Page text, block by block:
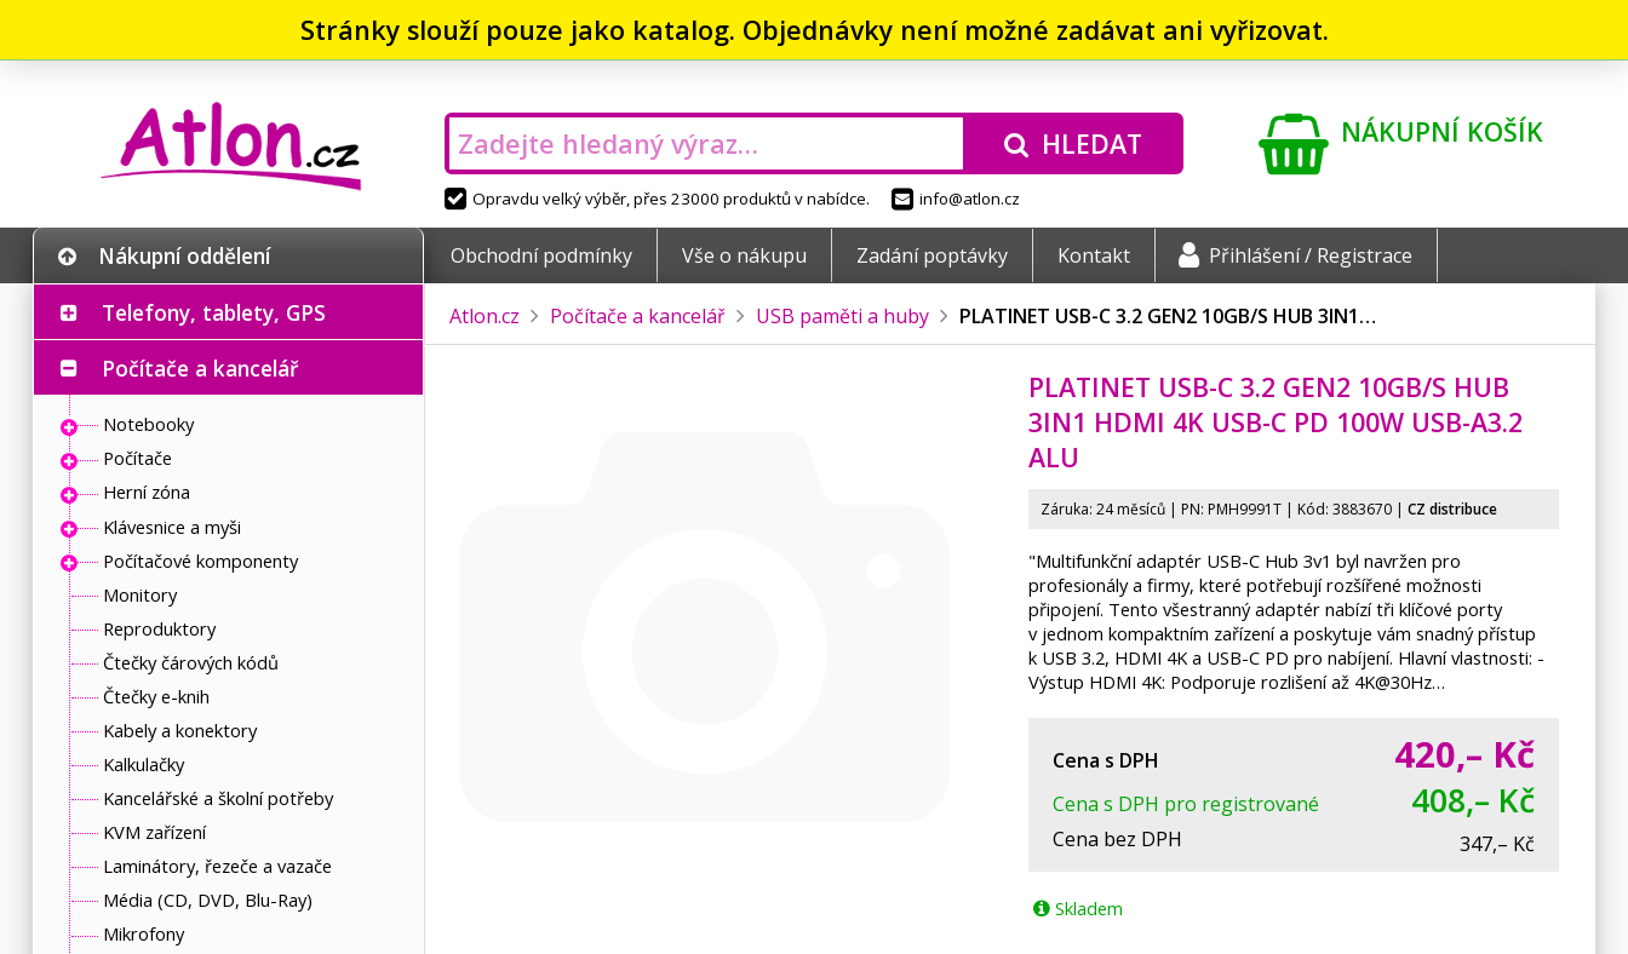
Stránky slouží pouze jako katalog. Objednávky není možné zadávat ani vyřizovat.
HLEDAT
Opravdu velký výběr, přes 23000 produktů v nabídce. info@atlon.cz
NÁKUPNÍ KOŠÍK
Nákupní oddělení Obchodní podmínky Vše o nákupu Zadání poptávky Kontakt Přihlášení / Registrace
Telefony, tablety, GPS
Počítače a kancelář
Notebooky
Počítače
Herní zóna
Klávesnice a myši
Počítačové komponenty
Monitory
Reproduktory
Čtečky čárových kódů
Čtečky e-knih
Kabely a konektory
Kalkulačky
Kancelářské a školní potřeby
KVM zařízení
Laminátory, řezeče a vazače
Média (CD, DVD, Blu-Ray)
Mikrofony
Atlon.cz Počítače a kancelář USB paměti a huby PLATINET USB-C 3.2 GEN2 10GB/S HUB 3IN1…
PLATINET USB-C 3.2 GEN2 10GB/S HUB
3IN1 HDMI 4K USB-C PD 100W USB-A3.2
ALU
Záruka: 24 měsíců | PN: PMH9991T| Kód: 3883670 | CZ distribuce
"Multifunkční adaptér USB-C Hub 3v1 byl navržen pro
profesionály a firmy, které potřebují rozšířené možnosti
připojení. Tento všestranný adaptér nabízí tři klíčové porty
v jednom kompaktním zařízení a poskytuje vám snadný přístup
k USB 3.2, HDMI 4K a USB-C PD pro nabíjení. Hlavní vlastnosti: -
Výstup HDMI 4K: Podporuje rozlišení až 4K@30Hz…
Cena s DPH 420,– Kč
Cena s DPH pro registrované 408,– Kč
Cena bez DPH 347,– Kč
Skladem